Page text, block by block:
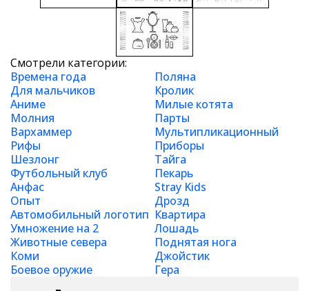
Смотрели категории:
Времена года
Поляна
Для мальчиков
Кролик
Аниме
Милые котята
Молния
Парты
Вархаммер
Мультипликационный
Рифы
Приборы
Шезлонг
Тайга
Футбольный клуб
Пекарь
Анфас
Stray Kids
Опыт
Дрозд
Автомобильный логотип Квартира
Умножение на 2
Лошадь
Животные севера
Поднятая нога
Коми
Джойстик
Боевое оружие
Гера